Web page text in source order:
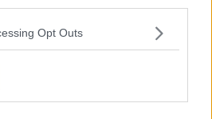
Opt Outs
per raccontare Amleto
rapinatore del colpo al
di Filume'